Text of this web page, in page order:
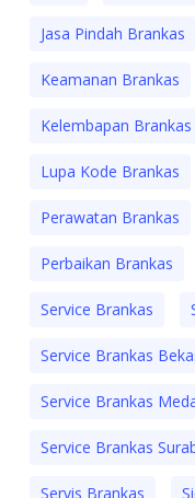
Jasa Pindah Brankas
Keamanan Brankas
Kelembapan Brankas
Lupa Kode Brankas
Perawatan Brankas
Perbaikan Brankas
Service Brankas
Service Brankas
Service Brankas
Service Brankas
Servis Brankas